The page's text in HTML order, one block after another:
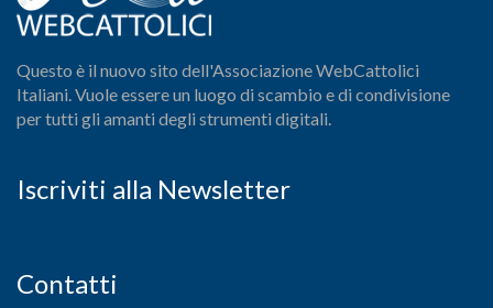
Questo è il nuovo sito dell'Associazione WebCattolici
Italiani. Vuole essere un luogo di scambio e di condivisione
per tutti gli amanti degli strumenti digitali.
Iscriviti alla Newsletter
Contatti